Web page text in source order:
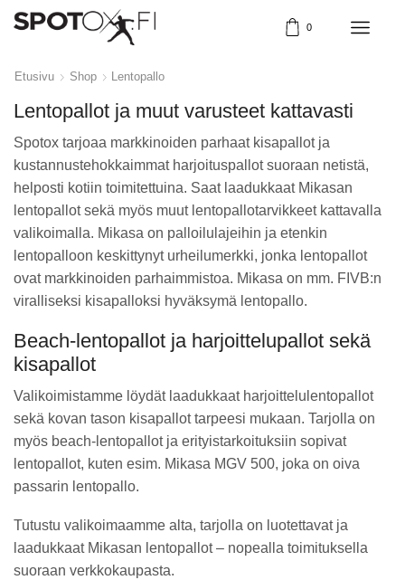
0
Etusivu Shop Lentopallo
Lentopallot ja muut varusteet kattavasti
Spotox tarjoaa markkinoiden parhaat kisapallot ja
kustannustehokkaimmat harjoituspallot suoraan netistä,
helposti kotiin toimitettuina. Saat laadukkaat Mikasan
lentopallot sekä myös muut lentopallotarvikkeet kattavalla
valikoimalla. Mikasa on palloilulajeihin ja etenkin
lentopalloon keskittynyt urheilumerkki, jonka lentopallot
ovat markkinoiden parhaimmistoa. Mikasa on mm. FIVB:n
viralliseksi kisapalloksi hyväksymä lentopallo.
Beach-lentopallot ja harjoittelupallot sekä
kisapallot
Valikoimistamme löydät laadukkaat harjoittelulentopallot
sekä kovan tason kisapallot tarpeesi mukaan. Tarjolla on
myös beach-lentopallot ja erityistarkoituksiin sopivat
lentopallot, kuten esim. Mikasa MGV 500, joka on oiva
passarin lentopallo.
Tutustu valikoimaamme alta, tarjolla on luotettavat ja
laadukkaat Mikasan lentopallot – nopealla toimituksella
suoraan verkkokaupasta.